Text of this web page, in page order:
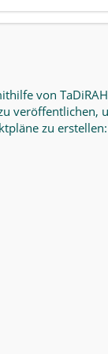
von
veröffentlichen,
zu erstellen: